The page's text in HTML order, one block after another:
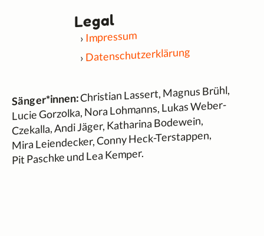
Legal
Impressum
Datenschutzerklärung
Sänger*innen:Christian Lassert, Magnus Brühl,
Lucie Gorzolka, Nora Lohmanns, Lukas Weber-
Czekalla, Andi Jäger, Katharina Bodewein,
Mira Leiendecker, Conny Heck-Terstappen,
Pit Paschke und Lea Kemper.